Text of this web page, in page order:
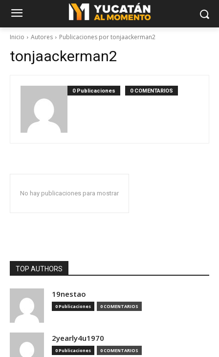
Inicio Autores Publicaciones por tonjaackerman2
tonjaackerman2
0 Publicaciones 0 COMENTARIOS
No hay publicaciones para mostrar
TOP AUTHORS
19nestao
0 Publicaciones 0 COMENTARIOS
2yearly4u1970
0 Publicaciones 0 COMENTARIOS